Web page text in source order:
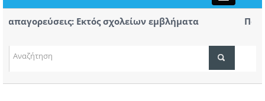
ΤΟΠΙΚΑ ΝΕΑ
Εκτός σχολείων εμβλήματα
44ο Φεστιβάλ Λευκάρων – Έναρξη /